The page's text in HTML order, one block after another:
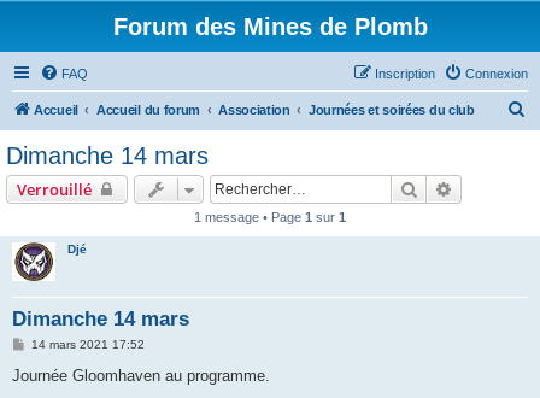
Forum des Mines de Plomb
FAQ Connexion
Inscription
Accueil Accueil du forum Association Journées et soirées du club
Dimanche 14 mars
Verrouillé Rechercher
1 message • Page 1 sur 1
Djé
Dimanche 14 mars
M
s
14 mars 2021 17:52
Journée Gloomhaven au programme.